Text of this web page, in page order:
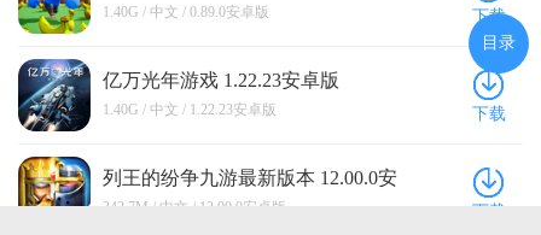
1.40G / 中文 / 0.89.0安卓版 下载
亿万光年游戏 1.22.23安卓版
1.40G / 中文 / 1.22.23安卓版 下载
列王的纷争九游最新版本 12.00.0安
卓版
342.7M / 中文 / 12.00.0安卓版 下载
目录